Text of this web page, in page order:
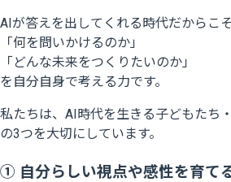
AIが答えを出してくれる時代だからこ
「何を問いかけるのか」
「どんな未来をつくりたいのか」
を自分自身で考える力です。
私たちは、AI時代を生きる子どもたち
の3つを大切にしています。
① 自分らしい視点や感性を育て